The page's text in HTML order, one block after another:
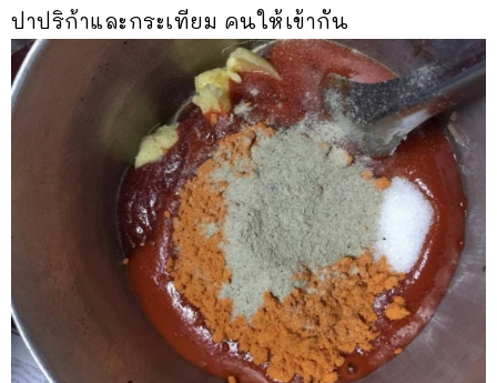
ปาปริก้าและกระเทียม คนให้เข้ากัน